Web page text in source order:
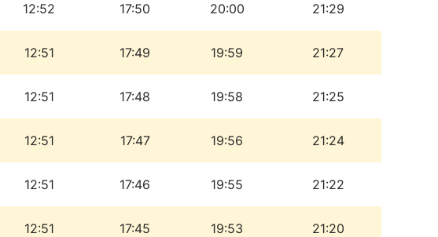
12:52 17:50 20:00 21:29
12:51 17:49 19:59 21:27
12:51 17:48 19:58 21:25
12:51 17:47 19:56 21:24
12:51 17:46 19:55 21:22
12:51 17:45 19:53 21:20